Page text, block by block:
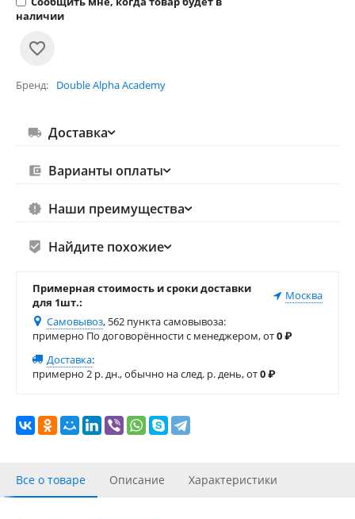
наличии
Бренд Double Alpha Academy
Доставка
Варианты оплаты
Наши преимущества
Найдите похожие
Примерная стоимость и сроки доставки
для 1шт.:
Москва
Самовывоз, 562 пункта самовывоза:
примерно По договорённости с менеджером, от0₽
Доставка:
примерно 2 р. дн., обычно на след. р. день, от0₽
Все о товаре Описание Характеристики